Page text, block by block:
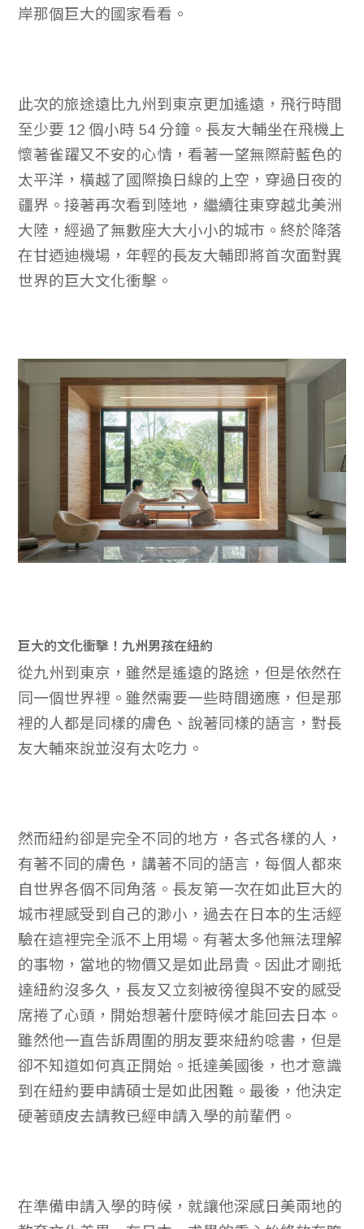
岸那個巨大的國家看看。
此次的旅途遠比九州到東京更加遙遠，飛行時間
至少要 12 個小時 54 分鐘。長友大輔坐在飛機上
懷著雀躍又不安的心情，看著一望無際蔚藍色的
太平洋，橫越了國際換日線的上空，穿過日夜的
疆界。接著再次看到陸地，繼續往東穿越北美洲
大陸，經過了無數座大大小小的城市。終於降落
在甘迺迪機場，年輕的長友大輔即將首次面對異
世界的巨大文化衝擊。
巨大的文化衝擊！九州男孩在紐約
從九州到東京，雖然是遙遠的路途，但是依然在
同一個世界裡。雖然需要一些時間適應，但是那
裡的人都是同樣的膚色、說著同樣的語言，對長
友大輔來說並沒有太吃力。
然而紐約卻是完全不同的地方，各式各樣的人，
有著不同的膚色，講著不同的語言，每個人都來
自世界各個不同角落。長友第一次在如此巨大的
城市裡感受到自己的渺小，過去在日本的生活經
驗在這裡完全派不上用場。有著太多他無法理解
的事物，當地的物價又是如此昂貴。因此才剛抵
達紐約沒多久，長友又立刻被徬徨與不安的感受
席捲了心頭，開始想著什麼時候才能回去日本。
雖然他一直告訴周圍的朋友要來紐約唸書，但是
卻不知道如何真正開始。抵達美國後，也才意識
到在紐約要申請碩士是如此困難。最後，他決定
硬著頭皮去請教已經申請入學的前輩們。
在準備申請入學的時候，就讓他深感日美兩地的